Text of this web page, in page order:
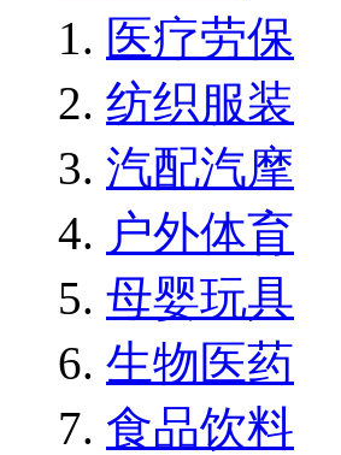
医疗劳保
纺织服装
汽配汽摩
户外体育
母婴玩具
生物医药
食品饮料